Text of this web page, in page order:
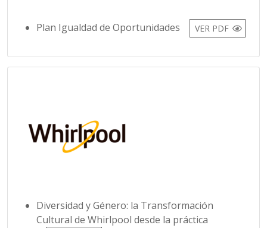
Plan Igualdad de Oportunidades VER PDF
Diversidad y Género: la Transformación
Cultural de Whirlpool desde la práctica